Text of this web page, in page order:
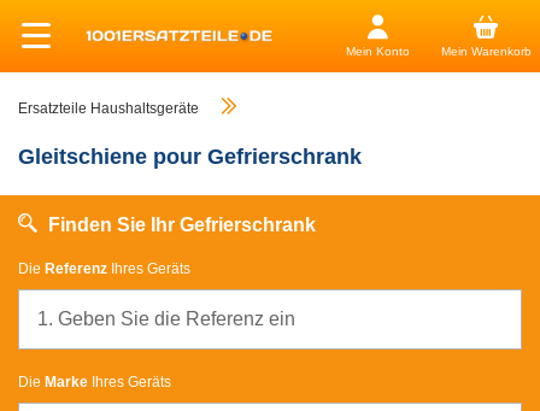
Mein Konto Mein Warenkorb
Ersatzteile Haushaltsgeräte
Gleitschiene pour Gefrierschrank
Finden Sie Ihr Gefrierschrank
Die Referenz Ihres Geräts
Die Marke Ihres Geräts